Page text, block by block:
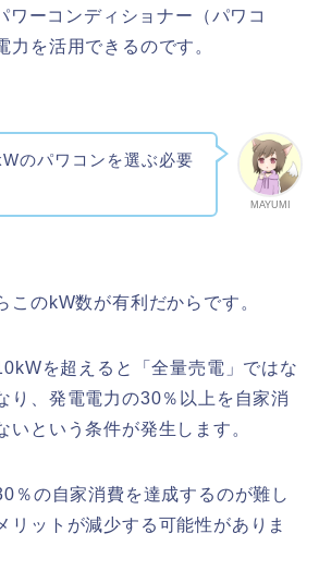
ワーコンディショナー（パワコ
力を活用できるのです。
MAYUMI
のパワコンを選ぶ必要
このkW数が有利だからです。
を超えると「全量売電」ではな
り、発電電力の30％以上を自家消
いという条件が発生します。
％の自家消費を達成するのが難し
リットが減少する可能性がありま